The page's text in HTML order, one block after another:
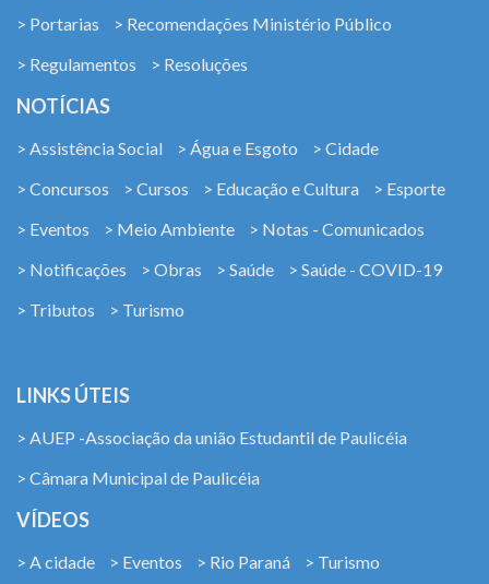
> Portarias
> Recomendações Ministério Público
> Regulamentos
> Resoluções
NOTÍCIAS
> Assistência Social > Água e Esgoto
> Cidade
> Concursos
> Cursos > Educação e Cultura
> Esporte
> Eventos
> Meio Ambiente
> Notas - Comunicados
> Notificações
> Obras > Saúde
> Saúde - COVID-19
> Tributos
> Turismo
LINKS ÚTEIS
> AUEP -Associação da união Estudantil de Paulicéia
> Câmara Municipal de Paulicéia
VÍDEOS
> A cidade > Eventos > Rio Paraná > Turismo